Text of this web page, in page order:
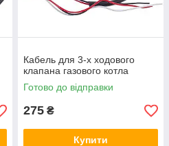
Кабель для 3-х ходового
клапана газового котла
Готово до відправки
275 ₴
Купити